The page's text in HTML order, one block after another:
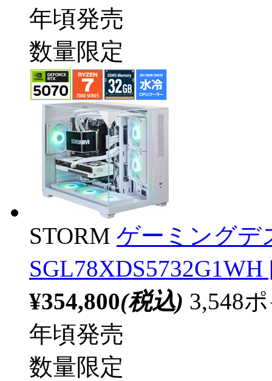
年頃発売
数量限定
STORM ゲーミングデ
¥354,800(税込) 3,548
年頃発売
数量限定